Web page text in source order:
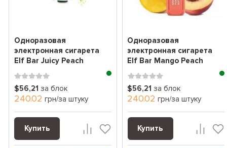
Одноразовая
электронная сигарета
Elf Bar Juicy Peach
(спелый персик) (2000
За...
$56,21 за блок
240.02 грн/за штуку
Купить
Одноразовая
электронная сигарета
Elf Bar Mango Peach
watermelon (манго
персик...
$56,21 за блок
240.02 грн/за штуку
Купить